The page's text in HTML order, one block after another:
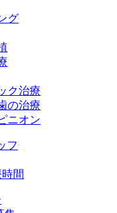
グ
ク治療
の治療
ニオン
フ
間